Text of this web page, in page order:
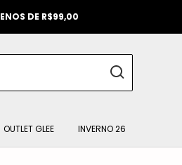
DE R$99,00
OUTLET GLEE INVERNO 26